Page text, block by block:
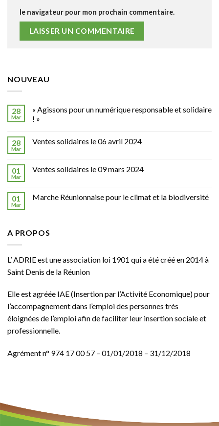
le navigateur pour mon prochain commentaire.
NOUVEAU
28
Mar
« Agissons pour un numérique responsable et solidaire
! »
28
Mar
Ventes solidaires le 06 avril 2024
01
Mar
Ventes solidaires le 09 mars 2024
01
Mar
Marche Réunionnaise pour le climat et la biodiversité
A PROPOS
L’ ADRIE est une association loi 1901 qui a été créé en 2014 à
Saint Denis de la Réunion
Elle est agréée IAE(Insertion par l’Activité Economique) pour
l’accompagnement dans l’emploi des personnes très
éloignées de l’emploi afin de faciliter leur insertion sociale et
professionnelle.
Agrément n° 974 17 00 57 – 01/01/2018 – 31/12/2018